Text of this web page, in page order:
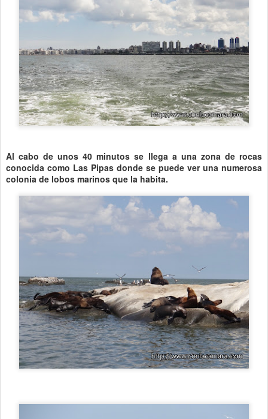
Al cabo de unos 40 minutos se llega a una zona de rocas
conocida como Las Pipas donde se puede ver una numerosa
colonia de lobos marinos que la habita.